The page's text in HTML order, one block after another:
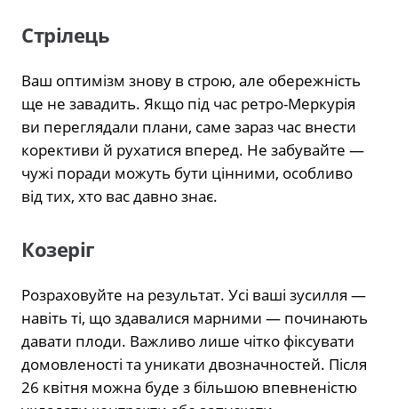
Стрілець
Ваш оптимізм знову в строю, але обережність
ще не завадить. Якщо під час ретро-Меркурія
ви переглядали плани, саме зараз час внести
корективи й рухатися вперед. Не забувайте —
чужі поради можуть бути цінними, особливо
від тих, хто вас давно знає.
Козеріг
Розраховуйте на результат. Усі ваші зусилля —
навіть ті, що здавалися марними — починають
давати плоди. Важливо лише чітко фіксувати
домовленості та уникати двозначностей. Після
26 квітня можна буде з більшою впевненістю